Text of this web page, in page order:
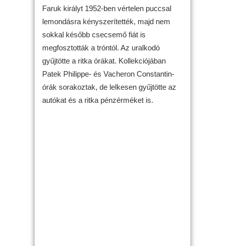
Faruk királyt 1952-ben vértelen puccsal
lemondásra kényszerítették, majd nem
sokkal később csecsemő fiát is
megfosztották a tróntól. Az uralkodó
gyűjtötte a ritka órákat. Kollekciójában
Patek Philippe- és Vacheron Constantin-
órák sorakoztak, de lelkesen gyűjtötte az
autókat és a ritka pénzérméket is.